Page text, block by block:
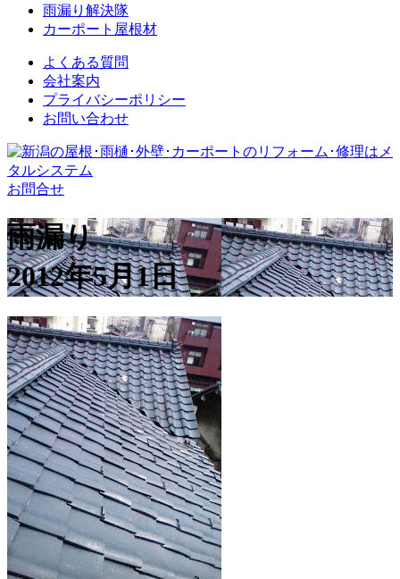
雨漏り解決隊
カーポート屋根材
よくある質問
会社案内
プライバシーポリシー
お問い合わせ
お問合せ
雨漏り
2012年5月1日